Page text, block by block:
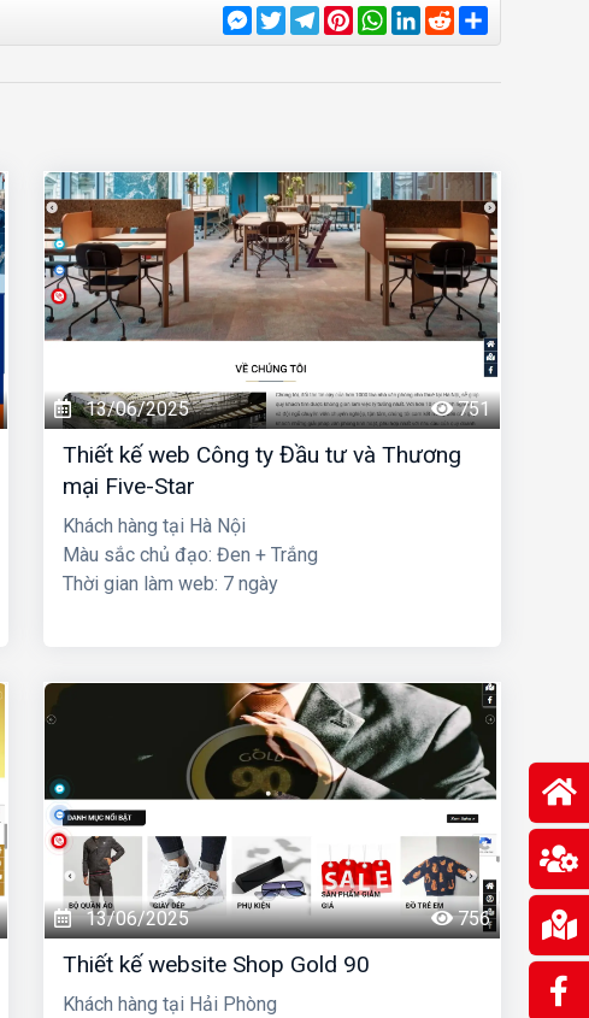
Messenger
TwitterTelegram
Pinterest
WhatsApp
LinkedIn
Reddit
13/06/2025 751
Thiết kế web Công ty Đầu tư và Thương
mại Five-Star
Khách hàng tại Hà Nội
Màu sắc chủ đạo: Đen + Trắng
Thời gian làm web: 7 ngày
13/06/2025 756
Thiết kế website Shop Gold 90
Khách hàng tại Hải Phòng